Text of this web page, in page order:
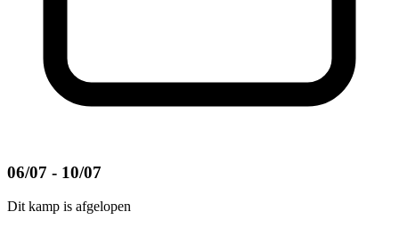
06/07 - 10/07
Dit kamp is afgelopen